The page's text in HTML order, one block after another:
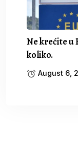
Ne krećite u
koliko.
August 6,